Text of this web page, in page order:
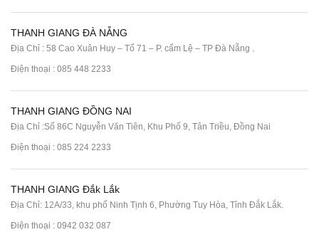
THANH GIANG ĐÀ NẴNG
Địa Chỉ : 58 Cao Xuân Huy – Tổ 71 – P. cẩm Lệ – TP Đà Nẵng .
Điện thoại : 085 448 2233
THANH GIANG ĐỒNG NAI
Địa Chỉ :Số 86C Nguyễn Văn Tiên, Khu Phố 9, Tân Triều, Đồng Nai
Điện thoại : 085 224 2233
THANH GIANG Đắk Lắk
Địa Chỉ: 12A/33, khu phố Ninh Tịnh 6, Phường Tuy Hòa, Tỉnh Đắk Lắk.
Điện thoại : 0942 032 087